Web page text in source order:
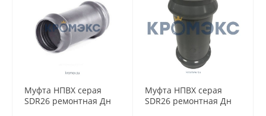
Муфта НПВХ серая
SDR26 ремонтная Дн
Муфта НПВХ серая
SDR26 ремонтная Дн